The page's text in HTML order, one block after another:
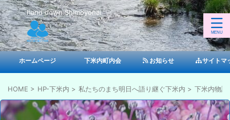
hand down Shimoyonai
ホームページ 下米内町内会 お知らせ サイトマ
HOME > HP-下米内 > 私たちのまち明日へ語り継ぐ下米内 > 下米内物語